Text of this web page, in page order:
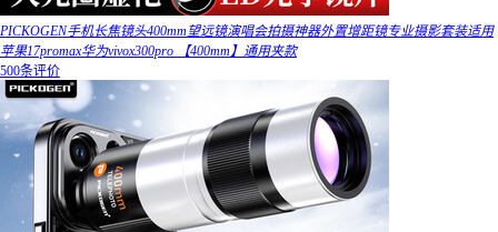
PICKOGEN手机长焦镜头400mm望远镜演唱会拍摄神器外置增距镜专业摄影套装适用
苹果17promax华为vivox300pro 【400mm】通用夹款
500条评价